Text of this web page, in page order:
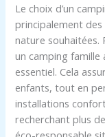
Le choix d’un
principalement
nature souhaitées.
un camping famille
essentiel. Cela
enfants, tout en
installations
recherchant plus